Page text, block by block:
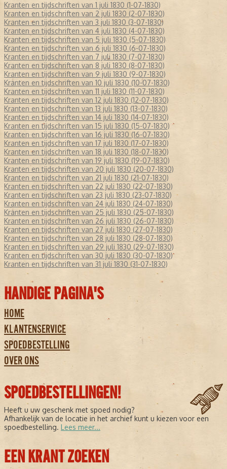
Kranten en tijdschriften van 1 juli 1830 (1-07-1830)
Kranten en tijdschriften van 2 juli 1830 (2-07-1830)
Kranten en tijdschriften van 3 juli 1830 (3-07-1830)
Kranten en tijdschriften van 4 juli 1830 (4-07-1830)
Kranten en tijdschriften van 5 juli 1830 (5-07-1830)
Kranten en tijdschriften van 6 juli 1830 (6-07-1830)
Kranten en tijdschriften van 7 juli 1830 (7-07-1830)
Kranten en tijdschriften van 8 juli 1830 (8-07-1830)
Kranten en tijdschriften van 9 juli 1830 (9-07-1830)
Kranten en tijdschriften van 10 juli 1830 (10-07-1830)
Kranten en tijdschriften van 11 juli 1830 (11-07-1830)
Kranten en tijdschriften van 12 juli 1830 (12-07-1830)
Kranten en tijdschriften van 13 juli 1830 (13-07-1830)
Kranten en tijdschriften van 14 juli 1830 (14-07-1830)
Kranten en tijdschriften van 15 juli 1830 (15-07-1830)
Kranten en tijdschriften van 16 juli 1830 (16-07-1830)
Kranten en tijdschriften van 17 juli 1830 (17-07-1830)
Kranten en tijdschriften van 18 juli 1830 (18-07-1830)
Kranten en tijdschriften van 19 juli 1830 (19-07-1830)
Kranten en tijdschriften van 20 juli 1830 (20-07-1830)
Kranten en tijdschriften van 21 juli 1830 (21-07-1830)
Kranten en tijdschriften van 22 juli 1830 (22-07-1830)
Kranten en tijdschriften van 23 juli 1830 (23-07-1830)
Kranten en tijdschriften van 24 juli 1830 (24-07-1830)
Kranten en tijdschriften van 25 juli 1830 (25-07-1830)
Kranten en tijdschriften van 26 juli 1830 (26-07-1830)
Kranten en tijdschriften van 27 juli 1830 (27-07-1830)
Kranten en tijdschriften van 28 juli 1830 (28-07-1830)
Kranten en tijdschriften van 29 juli 1830 (29-07-1830)
Kranten en tijdschriften van 30 juli 1830 (30-07-1830)
Kranten en tijdschriften van 31 juli 1830 (31-07-1830)
HANDIGE PAGINA'S
HOME
KLANTENSERVICE
SPOEDBESTELLING
OVER ONS
SPOEDBESTELLINGEN!
Heeft u uw geschenk met spoed nodig?
Afhankelijk van de locatie in het archief kunt u kiezen voor een
spoedbestelling. Lees meer...
EEN KRANT ZOEKEN